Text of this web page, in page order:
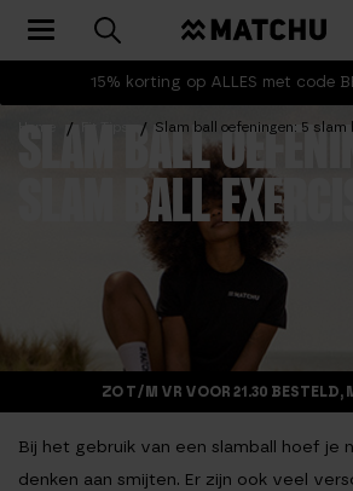
15% korting op ALLES met code
Toggle navigation
Slam ball oefeningen: 5
SLAM BALL
SLAM BALL
ZO T/M VR VOOR 21.30 BESTELD,
Bij het gebruik van een slamball hoef je
denken aan smijten. Er zijn ook veel